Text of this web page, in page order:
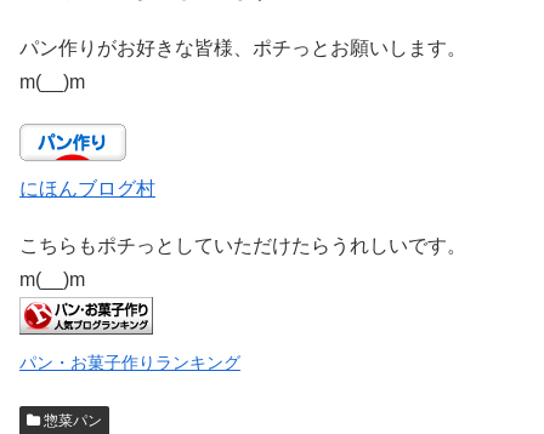
パン作りがお好きな皆様、ポチっとお願いします。
m(__)m
にほんブログ村
こちらもポチっとしていただけたらうれしいです。
m(__)m
パン・お菓子作りランキング
惣菜パン